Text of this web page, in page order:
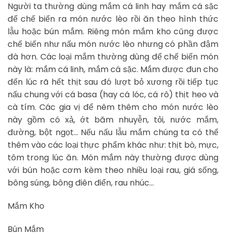
Người ta thường dùng mắm cá linh hay mắm cá sặc
để chế biến ra món nước lèo rồi ăn theo hình thức
lẫu hoặc bún mắm. Riêng món mắm kho cũng được
chế biến như nấu món nước lèo nhưng có phần đậm
đà hơn. Các loại mắm thường dùng để chế biến món
này là: mắm cá linh, mắm cá sặc. Mắm được đun cho
đến lúc rã hết thịt sau đó lượt bỏ xương rồi tiếp tục
nấu chung với cá basa (hay cá lóc, cá rô) thịt heo và
cà tím. Các gia vị để nêm thêm cho món nước lèo
này gồm có xả, ớt băm nhuyễn, tỏi, nước mắm,
đường, bột ngọt… Nếu nấu lẫu mắm chúng ta có thể
thêm vào các loại thực phẩm khác như: thịt bò, mực,
tôm trong lúc ăn. Món mắm này thường được dùng
với bún hoặc cơm kèm theo nhiều loại rau, giá sống,
bông súng, bông điên điển, rau nhúc…
Mắm Kho
Bún Mắm